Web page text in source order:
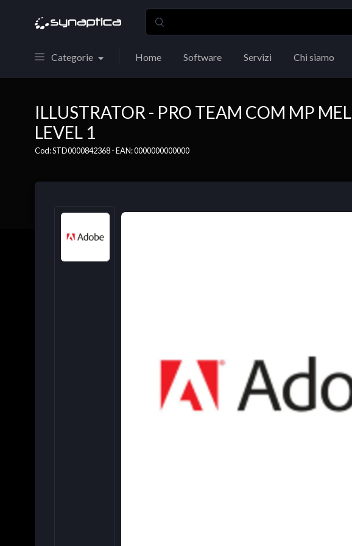
Categorie Home Software Servizi Chi siamo
ILLUSTRATOR - PRO TEAM COM MP
LEVEL 1
Cod: STD0000842368 - EAN: 0000000000000